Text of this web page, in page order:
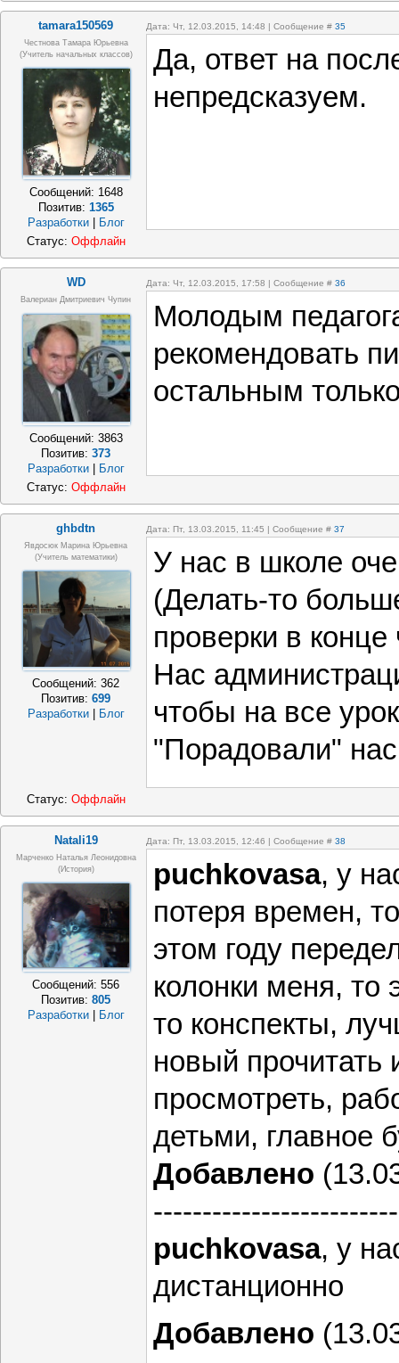
tamara150569 Дата: Чт, 12.03.2015, 14:48 | Сообщение # 35
Честнова Тамара Юрьевна
(учитель начальных классов)
Сообщений: 1648
Позитив: 1365
Разработки
Блог
Да, ответ на
непредсказуем.
Статус: Оффлайн
WD Дата: Чт, 12.03.2015, 17:58 | Сообщение # 36
Валериан Дмитриевич Чупин
Сообщений: 3863
Позитив:373
Разработки
Блог
Молодым
рекомендовать
остальным
Статус: Оффлайн
ghbdtn Дата: Пт, 13.03.2015, 11:45 | Сообщение # 37
Явдосюк Марина Юрьевна
(учитель математики)
Сообщений:362
Позитив:699
Разработки
Блог
У нас в школе
(Делать-то
проверки в конце
Нас
чтобы на все
"Порадовали"
Статус: Оффлайн
Natali19 Дата: Пт, 13.03.2015, 12:46 | Сообщение # 38
Марченко Наталья Леонидовна
(история)
Сообщений:556
Позитив:805
Разработки
Блог
puchkovasa, у
потеря времен,
этом году
колонки меня, то
то конспекты,
новый
просмотреть,
детьми, главное
Добавлено
puchkovasa, у
дистанционно
Добавлено